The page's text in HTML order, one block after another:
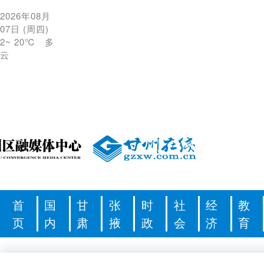
2026年08月
07日 (周四)
2~ 20℃
多
云
首
页
国
内
甘
肃
张
掖
时
政
社
会
经
济
教
育